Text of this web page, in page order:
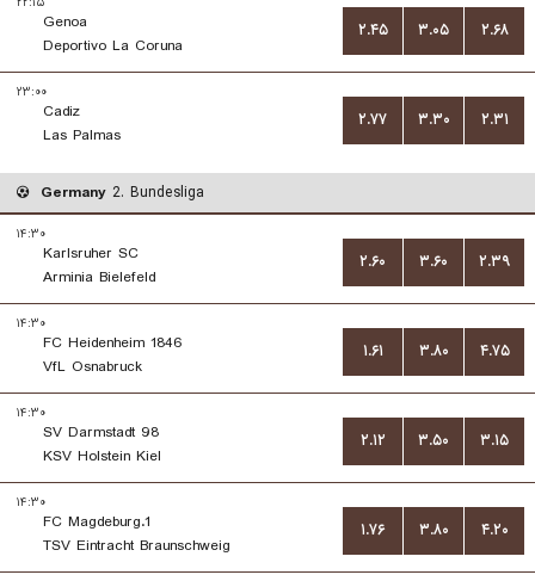
Genoa
Deportivo La Coruna
۲.۴۵ ۳.۰۵ ۲.۶۸
۲۳:۰۰
Cadiz
Las Palmas
۲.۷۷ ۳.۳۰ ۲.۳۱
Germany 2. Bundesliga
۱۴:۳۰
Karlsruher SC
Arminia Bielefeld
۲.۶۰ ۳.۶۰ ۲.۳۹
۱۴:۳۰
FC Heidenheim 1846
VfL Osnabruck
۱.۶۱ ۳.۸۰ ۴.۷۵
۱۴:۳۰
SV Darmstadt 98
KSV Holstein Kiel
۲.۱۲ ۳.۵۰ ۳.۱۵
۱۴:۳۰
1.FC Magdeburg
TSV Eintracht Braunschweig
۱.۷۶ ۳.۸۰ ۴.۲۰